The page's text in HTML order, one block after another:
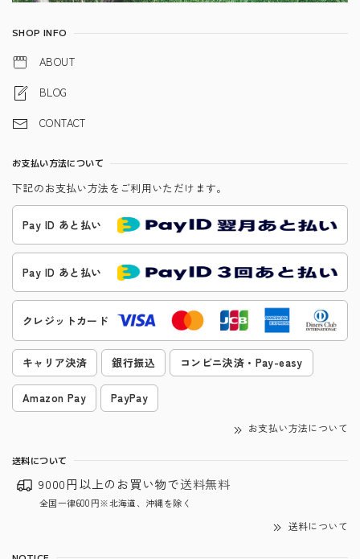
SHOP INFO
ABOUT
BLOG
CONTACT
お支払い方法について
下記のお支払い方法をご利用いただけます。
Pay ID あと払い
Pay ID あと払い
クレジットカード
キャリア決済 銀行振込 コンビニ決済・Pay-easy
Amazon Pay PayPay
お支払い方法について
送料について
9000円以上のお買い物で送料無料
全国一律600円※北海道、沖縄を除く
送料について